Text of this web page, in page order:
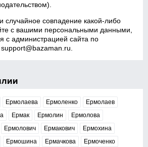
случайное совпадение какой‑либо
с вашими персональными данными,
с администрацией сайта по
support@bazaman.ru
Ермолаева Ермоленко
Ермолаев
Ермак Ермолин
Ермолова
Ермолович Ермакович
Ермохина
Ермошина Ермачкова Ермоченко